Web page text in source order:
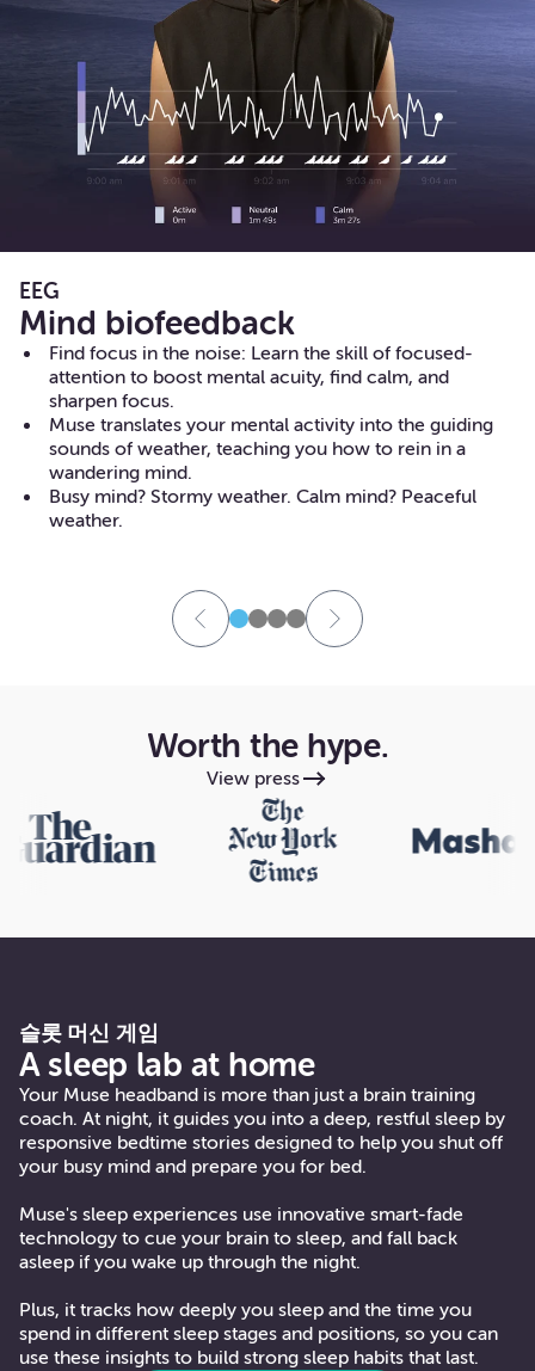
EEG
Mind biofeedback
Find focus in the noise: Learn the skill of focused-
attention to boost mental acuity, find calm, and
sharpen focus.
Muse translates your mental activity into the guiding
sounds of weather, teaching you how to rein in a
wandering mind.
Busy mind? Stormy weather. Calm mind? Peaceful
weather.
Worth the hype.
View press
슬롯 머신 게임
A sleep lab at home
Your Muse headband is more than just a brain training
coach. At night, it guides you into a deep, restful sleep by
responsive bedtime stories designed to help you shut off
your busy mind and prepare you for bed.
Muse's sleep experiences use innovative smart-fade
technology to cue your brain to sleep, and fall back
asleep if you wake up through the night.
Plus, it tracks how deeply you sleep and the time you
spend in different sleep stages and positions, so you can
use these insights to build strong sleep habits that last.